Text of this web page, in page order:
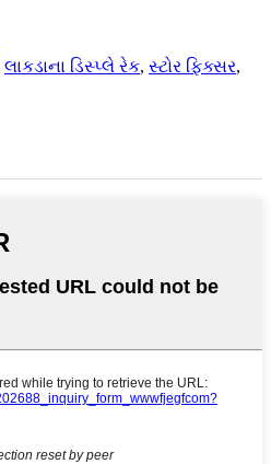
લાકડાના ડિસ્પ્લે રેક, સ્ટોર ફિક્સર,